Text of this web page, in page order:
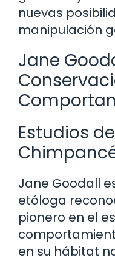
nuevas
manipulación
Jane
Estudios
Jane Goodall
etóloga
pionero en el
en su hábitat